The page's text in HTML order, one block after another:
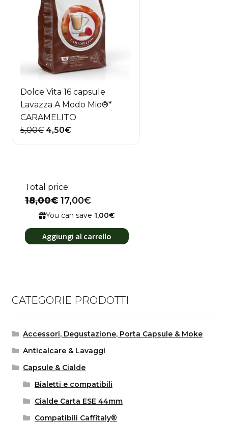
Dolce Vita 16 capsule
Lavazza A Modo Mio®*
CARAMELITO
5,00€ Il
4,50€Il
Total price:
18,00€ 17,00€
You can save 1,00€
Aggiungi al carrello
CATEGORIE PRODOTTI
Accessori, Degustazione, Porta Capsule & Moke
Anticalcare & Lavaggi
Capsule & Cialde
Bialetti e compatibili
Cialde Carta ESE 44mm
Compatibili Caffitaly®